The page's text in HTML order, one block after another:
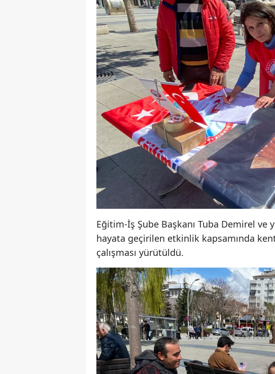
Eğitim-İş Şube Başkanı Tuba Demirel
hayata geçirilen etkinlik kapsamında
çalışması yürütüldü.